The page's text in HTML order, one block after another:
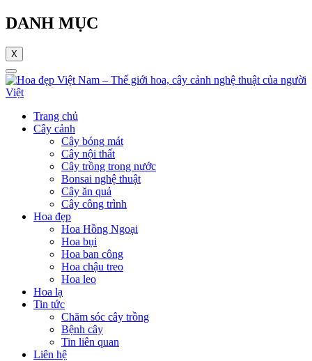
DANH MỤC
X
Trang chủ
Cây cảnh
Cây bóng mát
Cây nội thất
Cây trồng trong nước
Bonsai nghệ thuật
Cây ăn quả
Cây công trình
Hoa đẹp
Hoa Hồng Ngoại
Hoa bụi
Hoa ban công
Hoa chậu treo
Hoa leo
Hoa lạ
Tin tức
Chăm sóc cây trồng
Bệnh cây
Tin liên quan
Liên hệ